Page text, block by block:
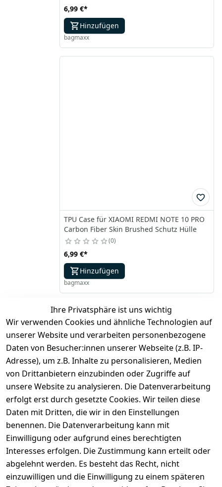
6,99 €*
Hinzufügen
bagmaxx
TPU Case für XIAOMI REDMI NOTE 10 PRO
Carbon Fiber Skin Brushed Schutz Hülle
0
6,99 €*
Hinzufügen
bagmaxx
inkl. ges. MwSt
1
Ihre Privatsphäre ist uns wichtig
Wir verwenden Cookies und ähnliche Technologien auf
unserer Website und verarbeiten personenbezogene
Daten von Besucher:innen unserer Webseite (z.B. IP-
Adresse), um z.B. Inhalte zu personalisieren, Medien
von Drittanbietern einzubinden oder Zugriffe auf
unsere Website zu analysieren. Die Datenverarbeitung
erfolgt erst durch gesetzte Cookies. Wir teilen diese
Daten mit Dritten, die wir in den Einstellungen
benennen. Die Datenverarbeitung kann mit
Einwilligung oder aufgrund eines berechtigten
Interesses erfolgen. Die Zustimmung kann erteilt oder
abgelehnt werden. Es besteht das Recht, nicht
einzuwilligen und die Einwilligung zu einem späteren
Rechtliches
AGB
Impressum
Datenschutze
rklärung
Services
Registrieren
Kontakt
Kontaktformu
lar
Zahlung
und
Versand